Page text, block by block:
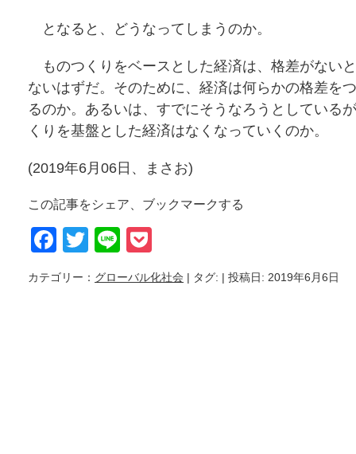
となると、どうなってしまうのか。
ものつくりをベースとした経済は、格差がない
ないはずだ。そのために、経済は何らかの格差を
るのか。あるいは、すでにそうなろうとしている
くりを基盤とした経済はなくなっていくのか。
(2019年6月06日、まさお)
この記事をシェア、ブックマークする
Facebook
Twitter
Line
カテゴリー： グローバル化社会 | タグ: | 投稿日: 2019年6月6日